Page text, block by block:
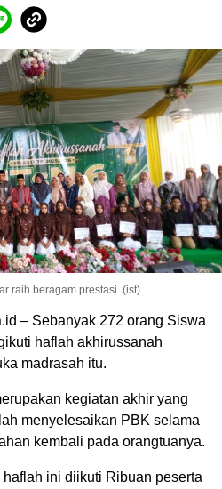
raih beragam prestasi. (ist)
– Sebanyak 272 orang Siswa
haflah akhirussanah
madrasah itu.
kegiatan akhir yang
menyelesaikan PBK selama
kembali pada orangtuanya.
ini diikuti Ribuan peserta